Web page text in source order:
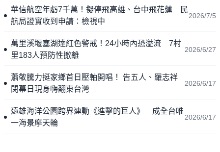
華信航空年虧7千萬！擬停飛高雄、台中飛花蓮 民
航局證實收到申請：檢視中
2026/7/5
萬里溪堰塞湖達紅色警戒！24小時內恐溢流 7村
里183人預防性撤離
2026/6/27
蕭敬騰力挺家鄉首日壓軸開唱！ 告五人、羅志祥
閉幕日現身嗨翻東台灣
2026/6/17
遠雄海洋公園跨界連動《進擊的巨人》 成全台唯
一海景摩天輪
2026/6/17